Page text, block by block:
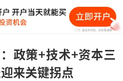
政策+技术+资本三
来关键拐点